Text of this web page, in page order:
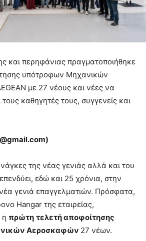
και περηφάνιας πραγματοποιήθηκε
υπότροφων Μηχανικών
με 27 νέους και νέες να
καθηγητές τους, συγγενείς και
gmail.com)
της νέας γενιάς αλλά και του
εδώ και 25 χρόνια, στην
γενιά επαγγελματιών. Πρόσφατα,
Hangar της εταιρείας,
η πρώτη τελετή αποφοίτησης
Αεροσκαφών 27 νέων.